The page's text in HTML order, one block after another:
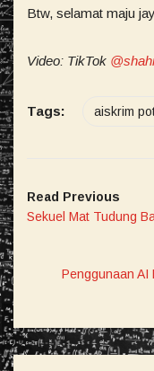
Btw, selamat maju
Video: TikTok
Tags: aiskrim
Read Previous
Sekuel Mat Tudung
Penggunaan AI